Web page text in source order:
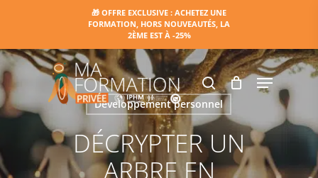
content
🎁 OFFRE EXCLUSIVE : ACHETEZ UNE
FORMATION, HORS NOUVEAUTÉS, LA
2ÈME EST À -25%
search Menu
Développement personnel
DÉCRYPTER UN
ARBRE EN